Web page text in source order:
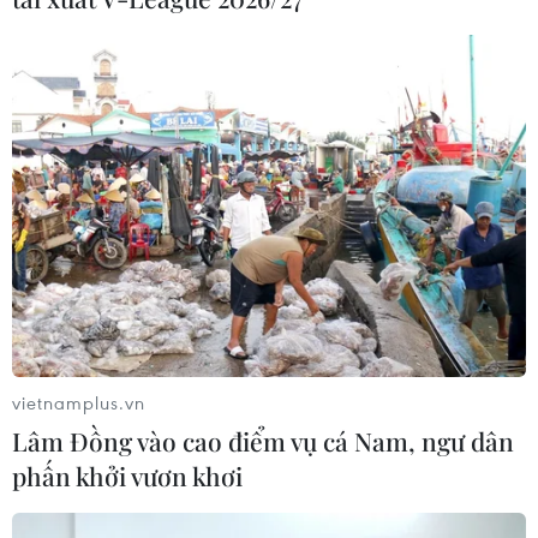
thương tích giai đoạn 2026-2030
04/08/2026 07:41
Hệ thống y tế đa cực, đưa y tế đến
gần dân
04/08/2026 04:55
Bộ Y tế đề xuất 8 nhóm chính sách
trong sửa đổi Luật hiến, ghép mô,
03/08/2026 14:44
vietnamplus.vn
Lâm Đồng vào cao điểm vụ cá Nam, ngư dân
phấn khởi vươn khơi